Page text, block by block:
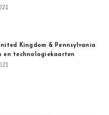
Kingdom & Pennsylvania
en technologiekaarten